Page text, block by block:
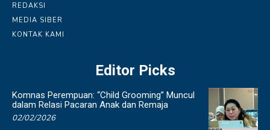
REDAKSI
MEDIA SIBER
KONTAK KAMI
Editor Picks
Komnas Perempuan: “Child Grooming” Muncul
dalam Relasi Pacaran Anak dan Remaja
02/02/2026